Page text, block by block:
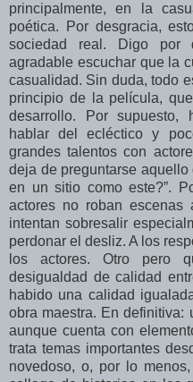
principalmente, en la
poética. Por desgracia,
sociedad real. Digo por
agradable escuchar que la
casualidad. Sin duda, todo
principio de la película,
desarrollo. Por supuesto,
hablar del ecléctico y
grandes talentos con
deja de preguntarse
en un sitio como este?”.
actores no roban
intentan sobresalir
perdonar el desliz. A los
los actores. Otro pero
desigualdad de calidad
habido una calidad
obra maestra. En definitiva:
aunque cuenta con
trata temas importantes
novedoso, o, por lo